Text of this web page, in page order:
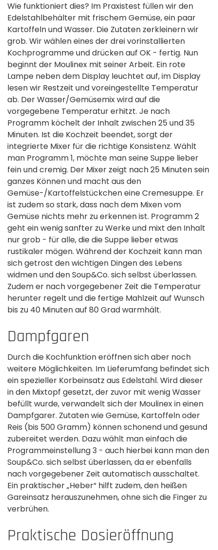
Wie funktioniert dies? Im Praxistest füllen wir den
Edelstahlbehälter mit frischem Gemüse, ein paar
Kartoffeln und Wasser. Die Zutaten zerkleinern wir
grob. Wir wählen eines der drei vorinstallierten
Kochprogramme und drücken auf OK - fertig. Nun
beginnt der Moulinex mit seiner Arbeit. Ein rote
Lampe neben dem Display leuchtet auf, im Display
lesen wir Restzeit und voreingestellte Temperatur
ab. Der Wasser/Gemüsemix wird auf die
vorgegebene Temperatur erhitzt. Je nach
Programm köchelt der Inhalt zwischen 25 und 35
Minuten. Ist die Kochzeit beendet, sorgt der
integrierte Mixer für die richtige Konsistenz. Wählt
man Programm 1, möchte man seine Suppe lieber
fein und cremig. Der Mixer zeigt nach 25 Minuten sein
ganzes Können und macht aus den
Gemüse-/Kartoffelstückchen eine Cremesuppe. Er
ist zudem so stark, dass nach dem Mixen vom
Gemüse nichts mehr zu erkennen ist. Programm 2
geht ein wenig sanfter zu Werke und mixt den Inhalt
nur grob - für alle, die die Suppe lieber etwas
rustikaler mögen. Während der Kochzeit kann man
sich getrost den wichtigen Dingen des Lebens
widmen und den Soup&Co. sich selbst überlassen.
Zudem er nach vorgegebener Zeit die Temperatur
herunter regelt und die fertige Mahlzeit auf Wunsch
bis zu 40 Minuten auf 80 Grad warmhält.
Dampfgaren
Durch die Kochfunktion eröffnen sich aber noch
weitere Möglichkeiten. Im Lieferumfang befindet sich
ein spezieller Korbeinsatz aus Edelstahl. Wird dieser
in den Mixtopf gesetzt, der zuvor mit wenig Wasser
befüllt wurde, verwandelt sich der Moulinex in einen
Dampfgarer. Zutaten wie Gemüse, Kartoffeln oder
Reis (bis 500 Gramm) können schonend und gesund
zubereitet werden. Dazu wählt man einfach die
Programmeinstellung 3 - auch hierbei kann man den
Soup&Co. sich selbst überlassen, da er ebenfalls
nach vorgegebener Zeit automatisch ausschaltet.
Ein praktischer „Heber“ hilft zudem, den heißen
Gareinsatz herauszunehmen, ohne sich die Finger zu
verbrühen.
Praktische Dosieröffnung